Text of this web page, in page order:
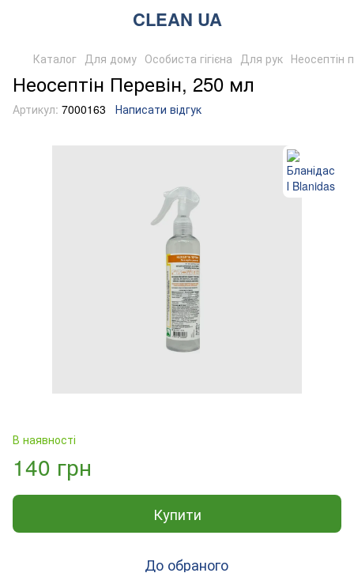
CLEAN UA
Каталог Для дому Особиста гігієна Для рук Неосептін
Неосептін Перевін, 250 мл
Артикул: 7000163 Написати відгук
В наявності
140 грн
Купити
До обраного